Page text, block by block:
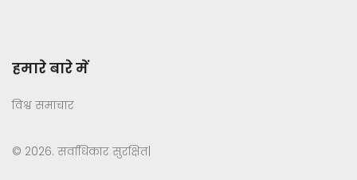
हमारे बारे में
विश्व समाचार
© 2026. सर्वाधिकार सुरक्षित|